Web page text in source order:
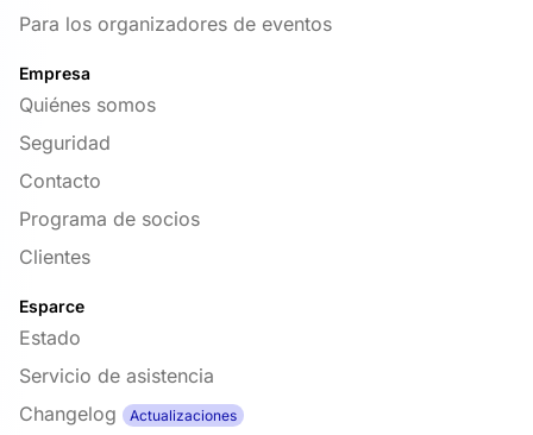
Para los organizadores de eventos
Empresa
Quiénes somos
Seguridad
Contacto
Programa de socios
Clientes
Esparce
Estado
Servicio de asistencia
Changelog
Actualizaciones